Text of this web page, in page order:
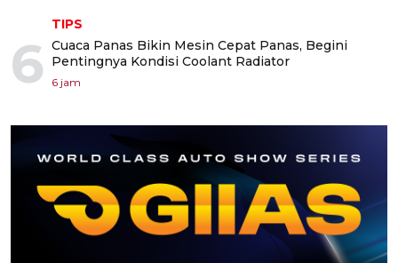
6
TIPS
Cuaca Panas Bikin Mesin Cepat Panas, Begini
Pentingnya Kondisi Coolant Radiator
6 jam